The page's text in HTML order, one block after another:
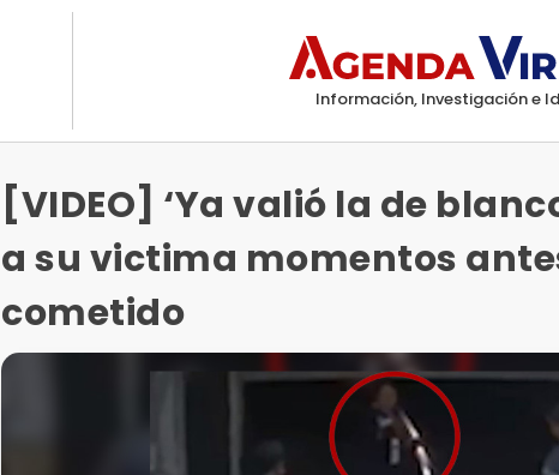
Información, Investigación e
[VIDEO] ‘Ya valió la de
a su victima momentos
cometido